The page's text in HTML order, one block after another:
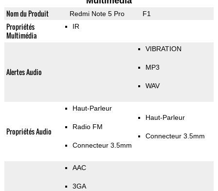
Nom du Produit Redmi Note 5 Pro F1
Propriétés
Multimédia
IR
Alertes Audio
VIBRATION
MP3
WAV
Propriétés Audio
Haut-Parleur
Radio FM
Connecteur 3.5mm
Haut-Parleur
Connecteur 3.5mm
AAC
3GA